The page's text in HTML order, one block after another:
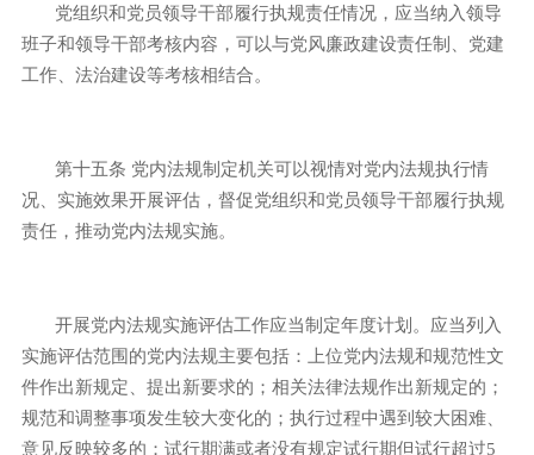
党组织和党员领导干部履行执规责任情况，应当纳入领导
班子和领导干部考核内容，可以与党风廉政建设责任制、党建
工作、法治建设等考核相结合。
第十五条 党内法规制定机关可以视情对党内法规执行情
况、实施效果开展评估，督促党组织和党员领导干部履行执规
责任，推动党内法规实施。
开展党内法规实施评估工作应当制定年度计划。应当列入
实施评估范围的党内法规主要包括：上位党内法规和规范性文
件作出新规定、提出新要求的；相关法律法规作出新规定的；
规范和调整事项发生较大变化的；执行过程中遇到较大困难、
意见反映较多的；试行期满或者没有规定试行期但试行超过5